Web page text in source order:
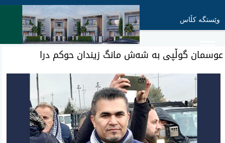
وێستگە کڵاس
عوسمان گوڵپی بە شەش مانگ زیندان حوکم درا